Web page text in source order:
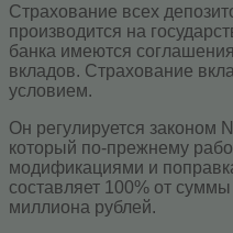
Страхование всех
производится на
банка имеются
вкладов. Страхование
условием.
Он регулируется законом
который по-прежнему
модификациями и
составляет 100% от
миллиона рублей.